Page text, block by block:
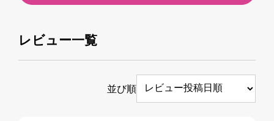
レビュー一覧
並び順